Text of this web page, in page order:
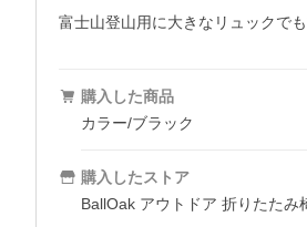
富士山登山用に大きなリュックで
購入した商品
カラー/ブラック
購入したストア
BallOak アウトドア 折りたたみ